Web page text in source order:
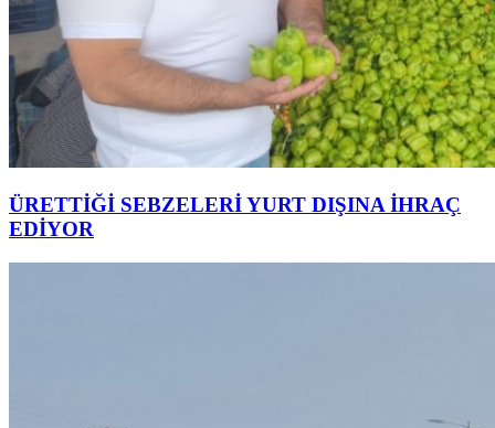
ÜRETTİĞİ SEBZELERİ YURT DIŞINA İHRAÇ
EDİYOR